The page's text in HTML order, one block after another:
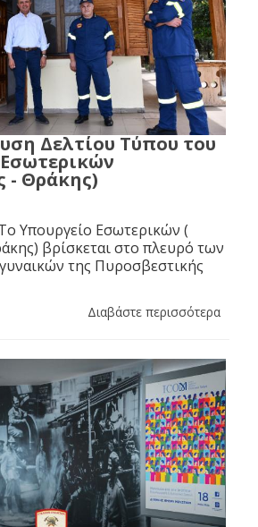
Δελτίου Τύπου του
- Θράκης)
Υπουργείο Εσωτερικών (
βρίσκεται στο πλευρό των
της Πυροσβεστικής
Διαβάστε περισσότερα